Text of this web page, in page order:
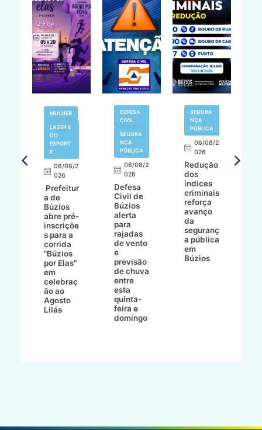
MULHER
LAZER E
DO
ESPORT
E
06/08/2
026
Prefeitur
a de
Búzios
abre pré-
inscriçõe
s para a
corrida
"Búzios
por Elas"
em
celebraç
ão ao
Agosto
Lilás
DEFESA
CIVIL
SEGURA
NÇA
PÚBLICA
06/08/2
026
Defesa
Civil de
Búzios
alerta
para
rajadas
de vento
e
previsão
de chuva
entre
esta
quinta-
feira e
domingo
SEGURA
NÇA
PÚBLICA
06/08/2
026
Redução
dos
índices
criminais
reforça
avanço
da
seguranç
a pública
em
Búzios